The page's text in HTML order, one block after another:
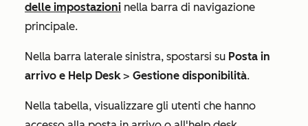
delle impostazioni nella barra di navigazione
principale.
Nella barra laterale sinistra, spostarsi su Posta in
arrivo e Help Desk> Gestione disponibilità.
Nella tabella, visualizzare gli utenti che hanno